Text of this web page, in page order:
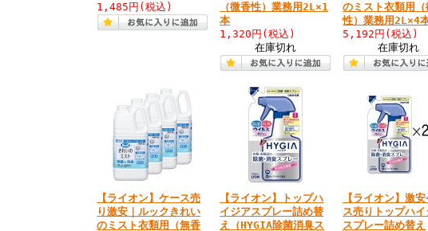
1,485円 (税込)
（微香性）業務用2L×1
本
1,320円 (税込)
在庫切れ
のミスト衣類用（
性）業務用2L×4
5,192円 (税込)
在庫切れ
【ライオン】ケース売
り激安｜ルックきれい
のミスト衣類用（無香
【ライオン】トップハ
イジアスプレー詰め替
え（HYGIA除菌消臭ス
【ライオン】激
ス売りトップハイ
スプレー詰め替え